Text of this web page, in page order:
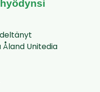
Unitedia